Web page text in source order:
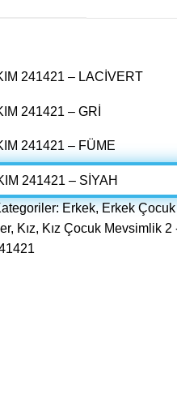
Erkek, Erkek
, Kız, Kız Çocuk Mevsimlik 2